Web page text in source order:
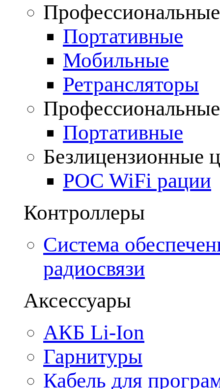
Портативные
Мобильные
Ретрансляторы
Портативные
Безлицензионные
POC WiFi рации
Контроллеры
Система
радиосвязи
Аксессуары
АКБ Li-Ion
Гарнитуры
Кабель для